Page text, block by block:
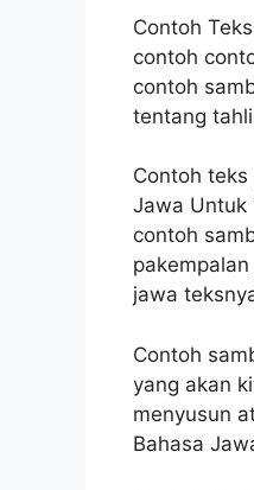
Contoh
contoh
contoh
tentang
Contoh
Jawa Untuk
contoh
jawa
Contoh
yang akan
menyusun
Bahasa